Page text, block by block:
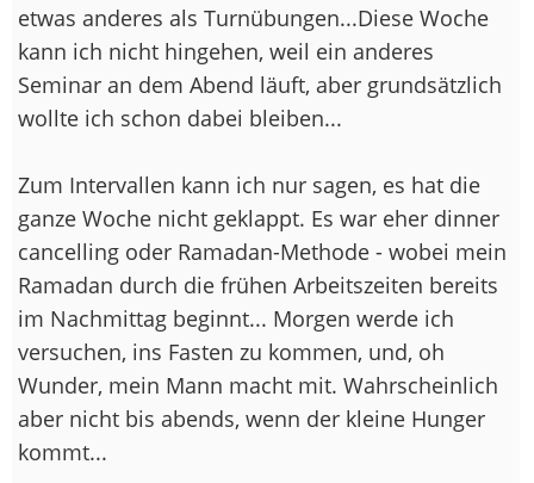
etwas anderes als Turnübungen...Diese Woche
kann ich nicht hingehen, weil ein anderes
Seminar an dem Abend läuft, aber grundsätzlich
wollte ich schon dabei bleiben...
Zum Intervallen kann ich nur sagen, es hat die
ganze Woche nicht geklappt. Es war eher dinner
cancelling oder Ramadan-Methode - wobei mein
Ramadan durch die frühen Arbeitszeiten bereits
im Nachmittag beginnt... Morgen werde ich
versuchen, ins Fasten zu kommen, und, oh
Wunder, mein Mann macht mit. Wahrscheinlich
aber nicht bis abends, wenn der kleine Hunger
kommt...